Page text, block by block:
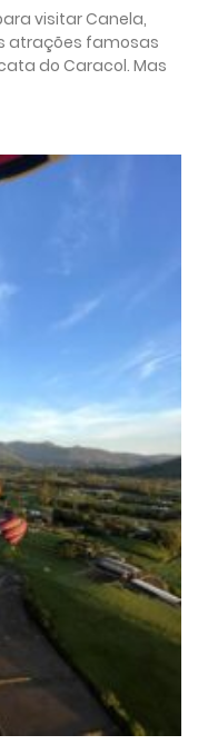
visitar Canela,
atrações famosas
do Caracol. Mas